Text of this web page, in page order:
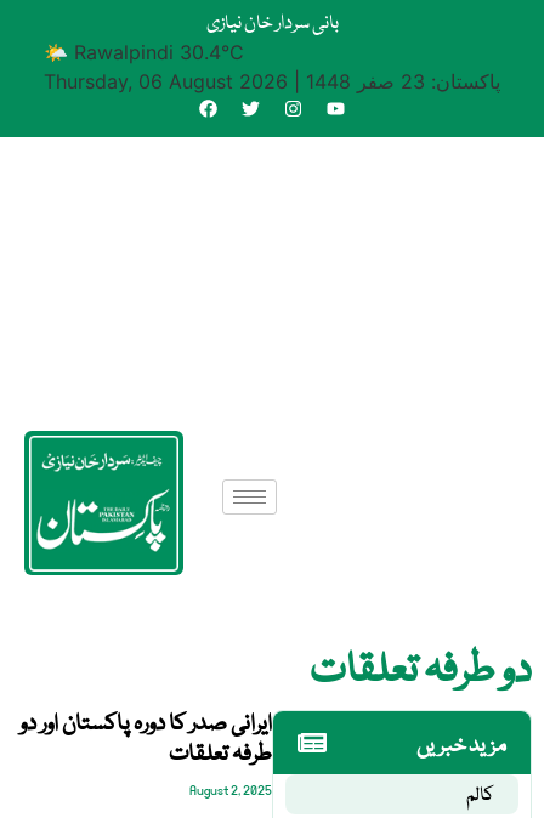
بانی سردار خان نیازی
🌤 Rawalpindi 30.4°C
Thursday, 06 August 2026
پاکستان: 23 صفر 1448
دو طرفہ تعلقات
مزید خبریں
کالم
ایرانی صدر کا دورہ پاکستان اور دو
طرفہ تعلقات
August 2, 2025